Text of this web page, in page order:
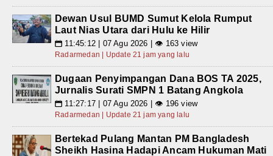
Dewan Usul BUMD Sumut Kelola Rumput
Laut Nias Utara dari Hulu ke Hilir
📅 11:45:12 | 07 Agu 2026 | 👁 163 view
Radarmedan | Update 21 jam yang lalu
Dugaan Penyimpangan Dana BOS TA 2025,
Jurnalis Surati SMPN 1 Batang Angkola
📅 11:27:17 | 07 Agu 2026 | 👁 196 view
Radarmedan | Update 21 jam yang lalu
Bertekad Pulang Mantan PM Bangladesh
Sheikh Hasina Hadapi Ancam Hukuman Mati